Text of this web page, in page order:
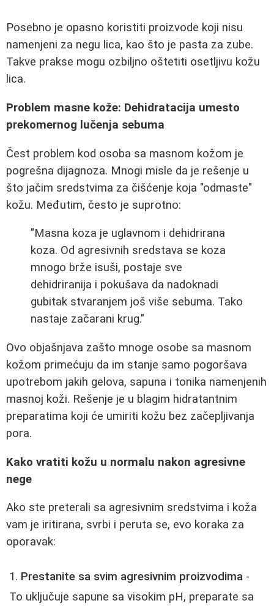
Posebno je opasno koristiti proizvode koji nisu
namenjeni za negu lica, kao što je pasta za zube.
Takve prakse mogu ozbiljno oštetiti osetljivu kožu
lica.
Problem masne kože: Dehidratacija umesto
prekomernog lučenja sebuma
Čest problem kod osoba sa masnom kožom je
pogrešna dijagnoza. Mnogi misle da je rešenje u
što jačim sredstvima za čišćenje koja "odmaste"
kožu. Međutim, često je suprotno:
"Masna koza je uglavnom i dehidrirana
koza. Od agresivnih sredstava se koza
mnogo brže isuši, postaje sve
dehidriranija i pokušava da nadoknadi
gubitak stvaranjem još više sebuma. Tako
nastaje začarani krug."
Ovo objašnjava zašto mnoge osobe sa masnom
kožom primećuju da im stanje samo pogoršava
upotrebom jakih gelova, sapuna i tonika namenjenih
masnoj koži. Rešenje je u blagim hidratantnim
preparatima koji će umiriti kožu bez začepljivanja
pora.
Kako vratiti kožu u normalu nakon agresivne
nege
Ako ste preterali sa agresivnim sredstvima i koža
vam je iritirana, svrbi i peruta se, evo koraka za
oporavak:
Prestanite sa svim agresivnim proizvodima -
To uključuje sapune sa visokim pH, preparate sa